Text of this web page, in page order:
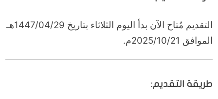
التقديم مُتاح الآن بدأ اليوم الثلاثاء بتاريخ 1447/04/29هـ
الموافق 2025/10/21م.
طريقة التقديم: